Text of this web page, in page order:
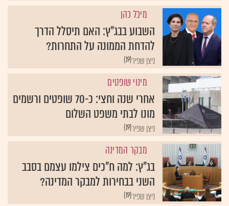
מיכל כהן
השבוע בבג"ץ: האם תיסלל הדרך
להדחת הממונה על התחרות?
{19}ניצן שפיר
מינוי שופטים
אחרי שנה וחצי: כ-70 שופטים ורשמים
מונו לבתי משפט השלום
{19}ניצן שפיר
מבקר המדינה
בג"ץ: למה ח"כים צילמו עצמם בסבב
השני בבחירות למבקר המדינה?
{19}ניצן שפיר